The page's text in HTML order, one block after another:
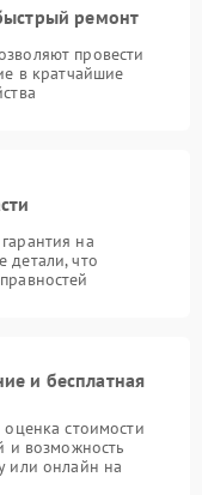
ремонт
провести
в кратчайшие
на
детали, что
и бесплатная
стоимости
и возможность
или онлайн на